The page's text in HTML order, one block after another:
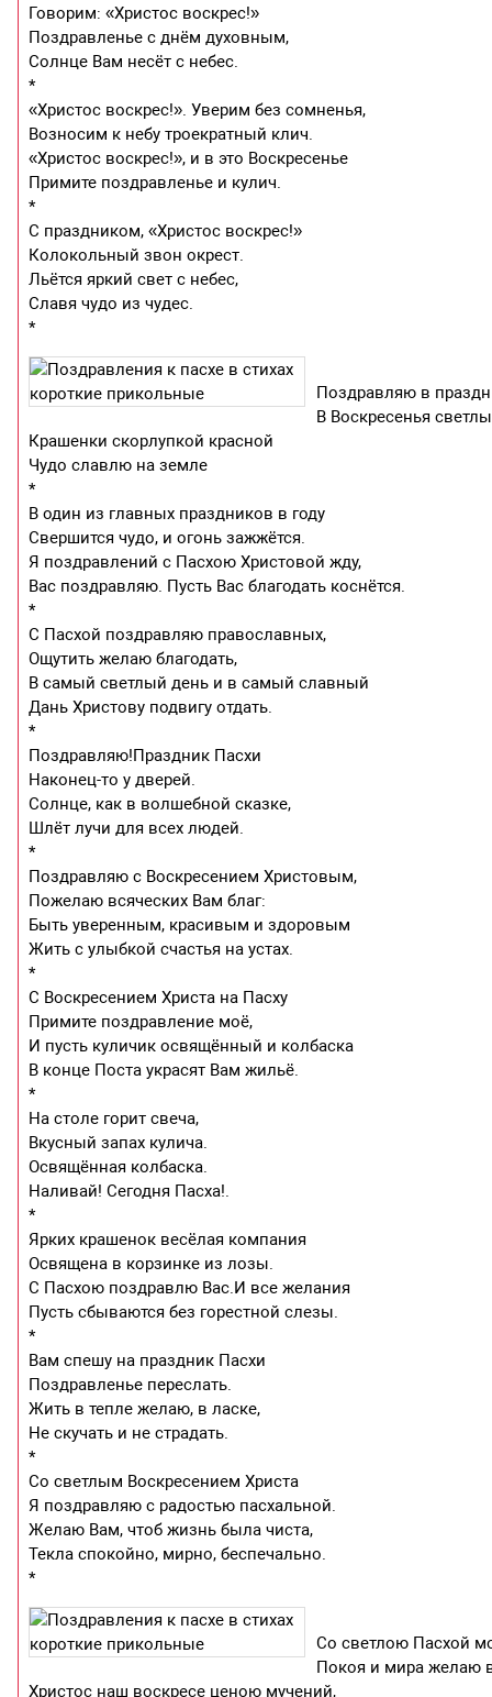
Говорим: «Христос воскрес!»
Поздравленье с днём духовным,
Солнце Вам несёт с небес.
*
«Христос воскрес!». Уверим без сомненья,
Возносим к небу троекратный клич.
«Христос воскрес!», и в это Воскресенье
Примите поздравленье и кулич.
*
С праздником, «Христос воскрес!»
Колокольный звон окрест.
Льётся яркий свет с небес,
Славя чудо из чудес.
*
Поздравляю в
В Воскресенья
Крашенки скорлупкой красной
Чудо славлю на земле
*
В один из главных праздников в году
Свершится чудо, и огонь зажжётся.
Я поздравлений с Пасхою Христовой жду,
Вас поздравляю. Пусть Вас благодать коснётся.
*
С Пасхой поздравляю православных,
Ощутить желаю благодать,
В самый светлый день и в самый славный
Дань Христову подвигу отдать.
*
Поздравляю!Праздник Пасхи
Наконец-то у дверей.
Солнце, как в волшебной сказке,
Шлёт лучи для всех людей.
*
Поздравляю с Воскресением Христовым,
Пожелаю всяческих Вам благ:
Быть уверенным, красивым и здоровым
Жить с улыбкой счастья на устах.
*
С Воскресением Христа на Пасху
Примите поздравление моё,
И пусть куличик освящённый и колбаска
В конце Поста украсят Вам жильё.
*
На столе горит свеча,
Вкусный запах кулича.
Освящённая колбаска.
Наливай! Сегодня Пасха!.
*
Ярких крашенок весёлая компания
Освящена в корзинке из лозы.
С Пасхою поздравлю Вас.И все желания
Пусть сбываются без горестной слезы.
*
Вам спешу на праздник Пасхи
Поздравленье переслать.
Жить в тепле желаю, в ласке,
Не скучать и не страдать.
*
Со светлым Воскресением Христа
Я поздравляю с радостью пасхальной.
Желаю Вам, чтоб жизнь была чиста,
Текла спокойно, мирно, беспечально.
*
Со светлою Пасхой
Покоя и мира желаю
Христос наш воскресе ценою мучений,